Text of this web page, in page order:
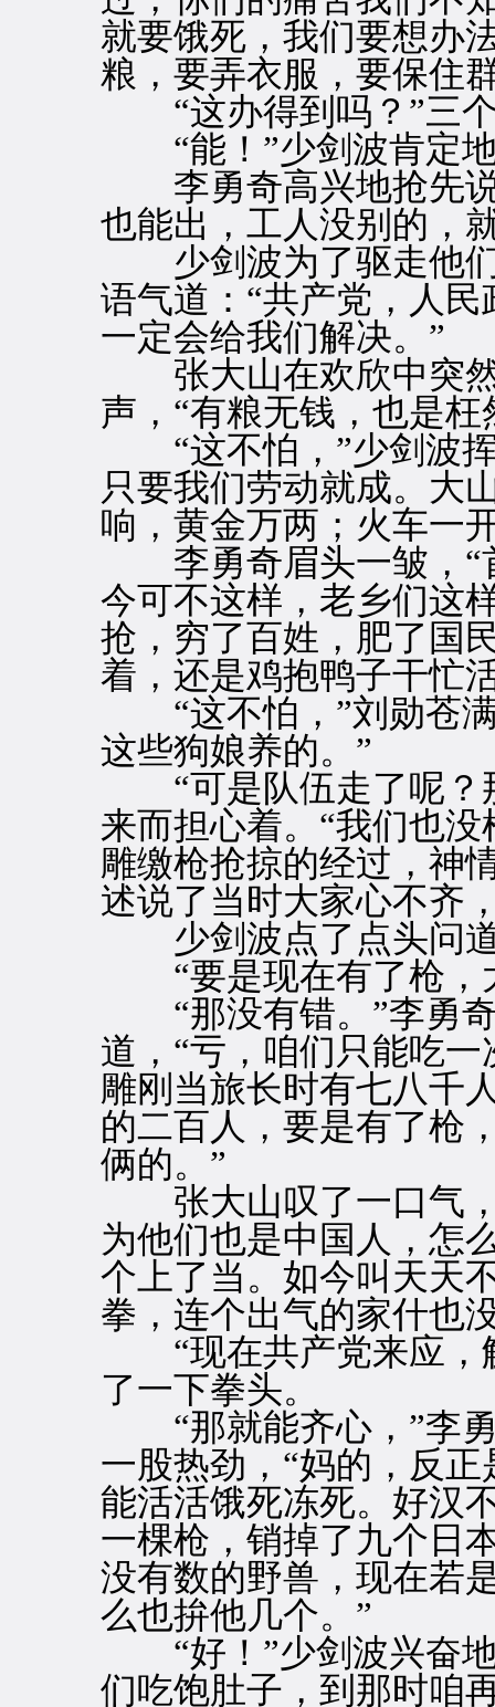
就要饿死，我们要想办
粮，要弄衣服，要保住
“这办得到吗？”三个
“能！”少剑波肯定地
李勇奇高兴地抢先说
也能出，工人没别的，
少剑波为了驱走他们
语气道：“共产党，人
一定会给我们解决。”
张大山在欢欣中突然
声，“有粮无钱，也是枉
“这不怕，”少剑波挥
只要我们劳动就成。大
响，黄金万两；火车一
李勇奇眉头一皱，“
今可不这样，老乡们这
抢，穷了百姓，肥了国
着，还是鸡抱鸭子干忙
“这不怕，”刘勋苍满
这些狗娘养的。”
“可是队伍走了呢？
来而担心着。“我们也
雕缴枪抢掠的经过，神
述说了当时大家心不齐
少剑波点了点头问
“要是现在有了枪，
“那没有错。”李勇奇
道，“亏，咱们只能吃
雕刚当旅长时有七八千
的二百人，要是有了枪
俩的。”
张大山叹了一口气，
为他们也是中国人，怎
个上了当。如今叫天天
拳，连个出气的家什也
“现在共产党来应，
了一下拳头。
“那就能齐心，”李勇
一股热劲，“妈的，反
能活活饿死冻死。好汉
一棵枪，销掉了九个日
没有数的野兽，现在若
么也拚他几个。”
“好！”少剑波兴奋地
们吃饱肚子，到那时咱